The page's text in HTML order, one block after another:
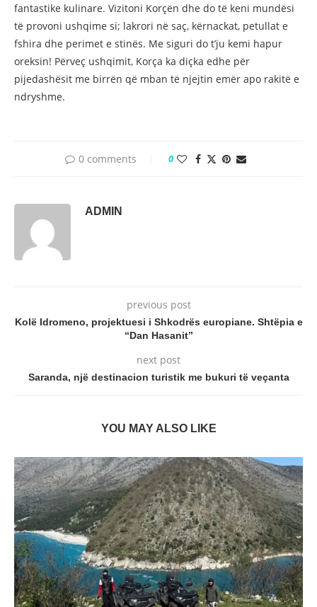
fantastike kulinare. Vizitoni Korçën dhe do të keni mundësi
të provoni ushqime si; lakrori në saç, kërnackat, petullat e
fshira dhe perimet e stinës. Me siguri do t’ju kemi hapur
oreksin! Përveç ushqimit, Korça ka diçka edhe për
pijedashësit me birrën që mban të njejtin emër apo rakitë e
ndryshme.
0 comments 0
ADMIN
previous post
Kolë Idromeno, projektuesi i Shkodrës europiane. Shtëpia e
“Dan Hasanit”
next post
Saranda, një destinacion turistik me bukuri të veçanta
YOU MAY ALSO LIKE